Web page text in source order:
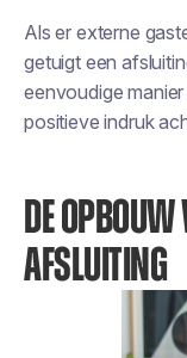
Als er externe
getuigt een
eenvoudige
positieve indruk
DE OPBOUW
AFSLUITING